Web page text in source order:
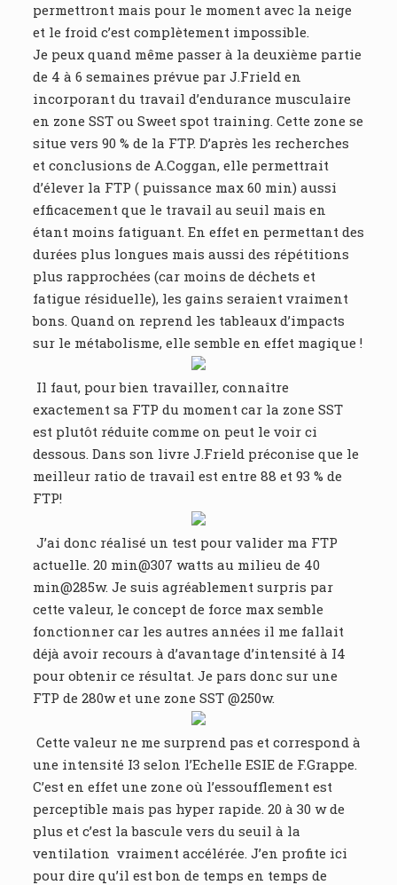
permettront mais pour le moment avec la neige
et le froid c’est complètement impossible.
Je peux quand même passer à la deuxième partie
de 4 à 6 semaines prévue par J.Frield en
incorporant du travail d’endurance musculaire
en zone SST ou Sweet spot training. Cette zone se
situe vers 90 % de la FTP. D’après les recherches
et conclusions de A.Coggan, elle permettrait
d’élever la FTP ( puissance max 60 min) aussi
efficacement que le travail au seuil mais en
étant moins fatiguant. En effet en permettant des
durées plus longues mais aussi des répétitions
plus rapprochées (car moins de déchets et
fatigue résiduelle), les gains seraient vraiment
bons. Quand on reprend les tableaux d’impacts
sur le métabolisme, elle semble en effet magique !
Il faut, pour bien travailler, connaître
exactement sa FTP du moment car la zone SST
est plutôt réduite comme on peut le voir ci
dessous. Dans son livre J.Frield préconise que le
meilleur ratio de travail est entre 88 et 93 % de
FTP!
J’ai donc réalisé un test pour valider ma FTP
actuelle. 20 min@307 watts au milieu de 40
min@285w. Je suis agréablement surpris par
cette valeur, le concept de force max semble
fonctionner car les autres années il me fallait
déjà avoir recours à d’avantage d’intensité à I4
pour obtenir ce résultat. Je pars donc sur une
FTP de 280w et une zone SST @250w.
Cette valeur ne me surprend pas et correspond à
une intensité I3 selon l’Echelle ESIE de F.Grappe.
C’est en effet une zone où l’essoufflement est
perceptible mais pas hyper rapide. 20 à 30 w de
plus et c’est la bascule vers du seuil à la
ventilation vraiment accélérée. J’en profite ici
pour dire qu’il est bon de temps en temps de